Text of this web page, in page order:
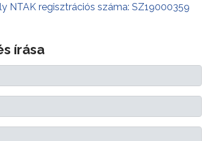
NTAK regisztrációs száma: SZ19000359
írása